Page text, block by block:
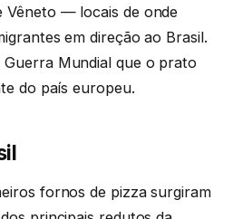
Vêneto — locais de onde
em direção ao Brasil.
Guerra Mundial que o prato
do país europeu.
fornos de pizza surgiram